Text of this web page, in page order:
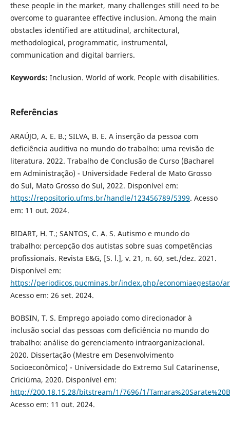
these people in the market, many challenges still need to be
overcome to guarantee effective inclusion. Among the main
obstacles identified are attitudinal, architectural,
methodological, programmatic, instrumental,
communication and digital barriers.
Keywords: Inclusion. World of work. People with disabilities.
Referências
ARAÚJO, A. E. B.; SILVA, B. E. A inserção da pessoa com
deficiência auditiva no mundo do trabalho: uma revisão de
literatura. 2022. Trabalho de Conclusão de Curso (Bacharel
em Administração) - Universidade Federal de Mato Grosso
do Sul, Mato Grosso do Sul, 2022. Disponível em:
https://repositorio.ufms.br/handle/123456789/5399. Acesso
em: 11 out. 2024.
BIDART, H. T.; SANTOS, C. A. S. Autismo e mundo do
trabalho: percepção dos autistas sobre suas competências
profissionais. Revista E&G, [S. l.], v. 21, n. 60, set./dez. 2021.
Disponível em:
https://periodicos.pucminas.br/index.php/economiaegestao/
Acesso em: 26 set. 2024.
BOBSIN, T. S. Emprego apoiado como direcionador à
inclusão social das pessoas com deficiência no mundo do
trabalho: análise do gerenciamento intraorganizacional.
2020. Dissertação (Mestre em Desenvolvimento
Socioeconômico) - Universidade do Extremo Sul Catarinense,
Criciúma, 2020. Disponível em:
http://200.18.15.28/bitstream/1/7696/1/
Acesso em: 11 out. 2024.